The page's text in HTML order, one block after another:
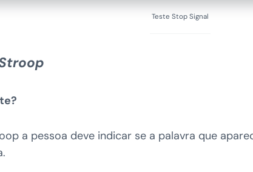
Teste Stop Signal
a pessoa deve indicar se a palavra que